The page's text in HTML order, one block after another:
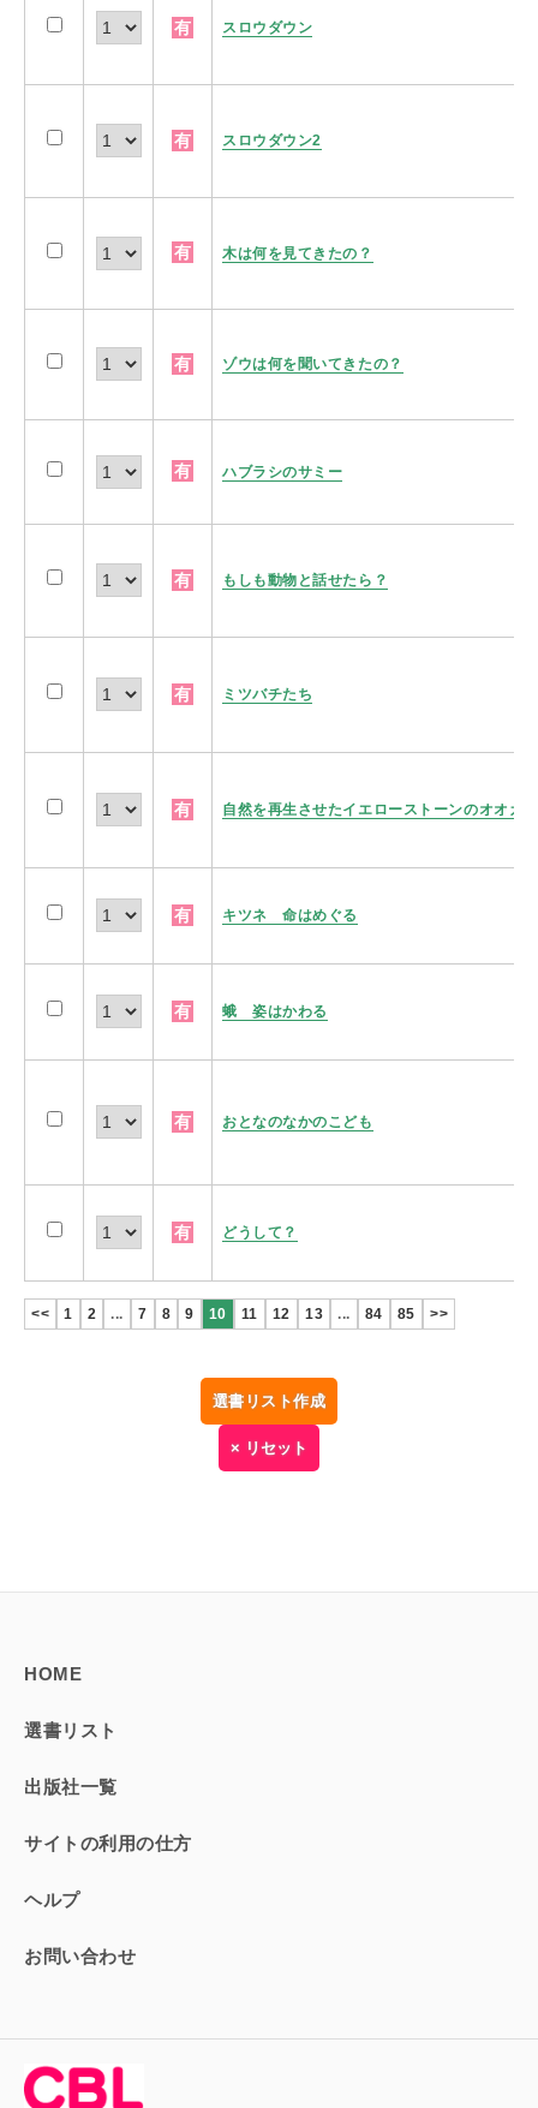
有 スロウダウン
有 スロウダウン2
有 木は何を見てきたの？
有 ゾウは何を聞いてきたの？
有 ハブラシのサミー
有 もしも動物と話せたら？
有 ミツバチたち
有 自然を再生させたイエローストーンのオオカ
有 キツネ 命はめぐる
有 蛾 姿はかわる
有 おとなのなかのこども
有 どうして？
<< 1 2 ... 7 8 9 10 11 12 13 ... 84 85 >>
選書リスト作成
× リセット
HOME
選書リスト
出版社一覧
サイトの利用の仕方
ヘルプ
お問い合わせ